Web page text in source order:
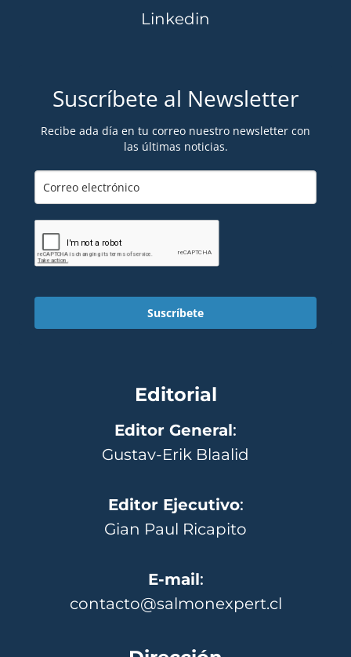
Linkedin
Suscríbete al Newsletter
Recibe ada día en tu correo nuestro newsletter con
las últimas noticias.
Suscríbete
Editorial
Editor General:
Gustav-Erik Blaalid
Editor Ejecutivo:
Gian Paul Ricapito
E-mail:
contacto@salmonexpert.cl